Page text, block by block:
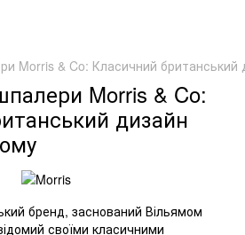
Morris & Co: Класичний
Morris & Co:
дизайн
бренд, заснований Вільямом
своїми класичними